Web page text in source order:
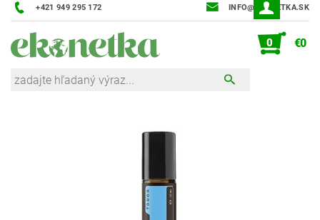
+421 949 295 172 INFO@EKONETKA.SK
0 €0